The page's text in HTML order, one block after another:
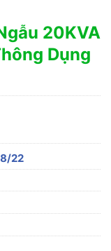
20KVA
Dụng
22